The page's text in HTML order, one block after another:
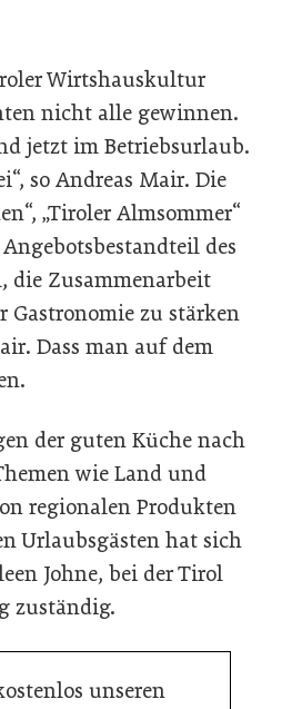
Wirtshauskultur
nicht alle gewinnen.
jetzt im Betriebsurlaub.
so Andreas Mair. Die
„Tiroler Almsommer“
des
die Zusammenarbeit
zu stärken
Dass man auf dem
der guten Küche nach
wie Land und
regionalen Produkten
Urlaubsgästen hat sich
Johne, bei der Tirol
zuständig.
unseren